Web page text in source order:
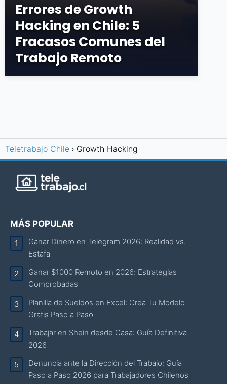
Errores de Growth
Hacking en Chile: 5
Fracasos Comunes del
Trabajo Remoto
Teletrabajo Chile Growth Hacking
MÁS POPULAR
Ganar Dinero en Telegram 2026: Realidad vs.
Estafa
Ganar $1000 Remoto en 2026: Estrategias
Comprobadas
Planilla de Sueldos en Excel: Crea Tu Modelo
Gratis Paso a Paso
Trabajar en Shein desde Casa: Guía Definitiva
2026
Denuncia ante la Dirección del Trabajo: Guía
Paso a Paso 2026 para Trabajadores Chilenos